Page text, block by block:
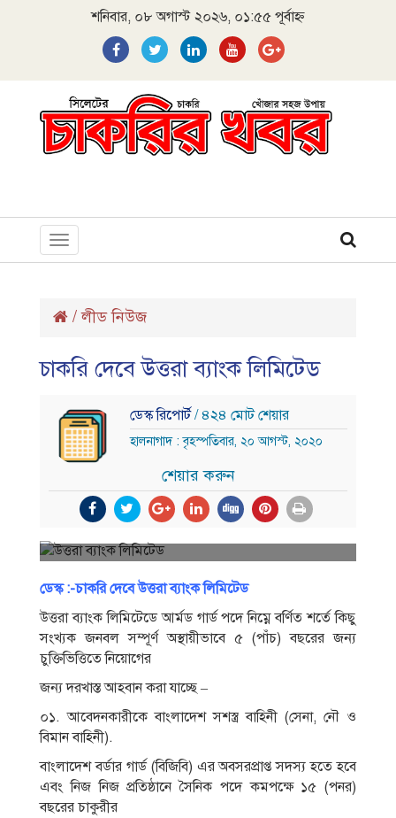
শনিবার, ০৮ অগাস্ট ২০২৬, ০১:৫৫ পূর্বাহ্ন
Toggle
navigation
/লীড নিউজ
চাকরি দেবে উত্তরা ব্যাংক লিমিটেড
ডেস্ক রিপোর্ট/ ৪২৪ মোট শেয়ার
হালনাগাদ : বৃহস্পতিবার, ২০ আগস্ট, ২০২০
শেয়ার করুন
ডেস্ক :-চাকরি দেবে উত্তরা ব্যাংক লিমিটেড
উত্তরা ব্যাংক লিমিটেডে আর্মড গার্ড পদে নিম্নে বর্ণিত শর্তে কিছু
সংখ্যক জনবল সম্পূর্ণ অস্থায়ীভাবে ৫ (পাঁচ) বছরের জন্য
চুক্তিভিত্তিতে নিয়ােগের
জন্য দরখাস্ত আহবান করা যাচ্ছে –
০১. আবেদনকারীকে বাংলাদেশ সশস্ত্র বাহিনী (সেনা, নৌ ও
বিমান বাহিনী).
বাংলাদেশ বর্ডার গার্ড (বিজিবি) এর অবসরপ্রাপ্ত সদস্য হতে হবে
এবং নিজ নিজ প্রতিষ্ঠানে সৈনিক পদে কমপক্ষে ১৫ (পনর)
বছরের চাকুরীর